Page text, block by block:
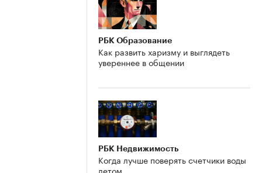
РБК Образование
Как развить харизму и выглядеть
увереннее в общении
РБК Недвижимость
Когда лучше поверять счетчики воды
летом